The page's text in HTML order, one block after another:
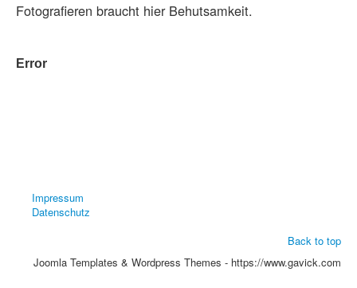
Fotografieren braucht hier Behutsamkeit.
Error
Impressum
Datenschutz
Back to top
Joomla Templates & Wordpress Themes - https://www.gavick.com